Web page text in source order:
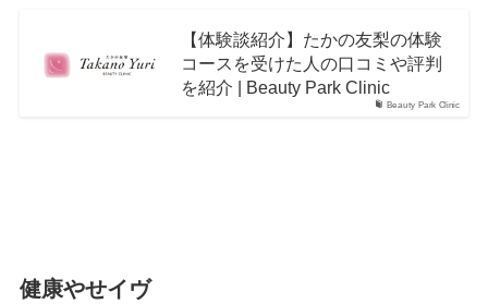
Beauty Park Clinic
【体験談紹介】たかの友梨の体験
コースを受けた人の口コミや評判
を紹介 | Beauty Park Clinic
健康やせイヴ